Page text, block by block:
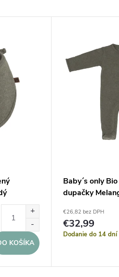
KOŠÍKA
Baby´s only
dupačky
€26,82 bez DPH
€32,99
Dodanie do 14 dní